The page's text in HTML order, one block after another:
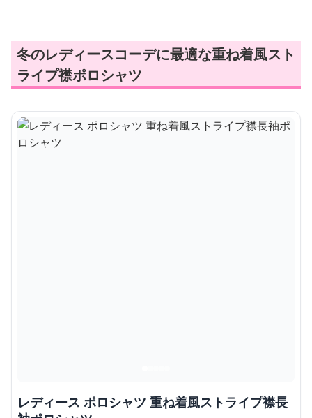
冬のレディースコーデに最適な重ね着風スト
ライプ襟ポロシャツ
レディース ポロシャツ 重ね着風ストライプ襟長